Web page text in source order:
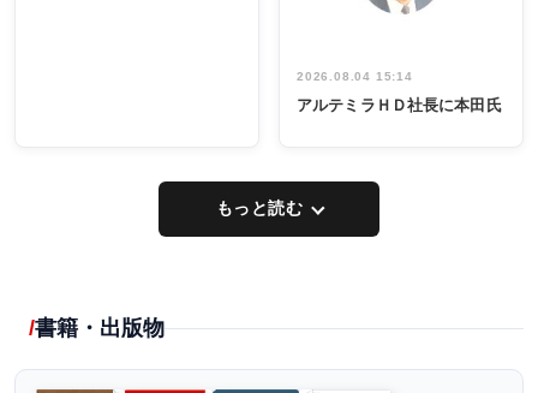
2026.08.04 15:14
アルテミラＨＤ社長に本田氏
もっと読む
書籍・出版物